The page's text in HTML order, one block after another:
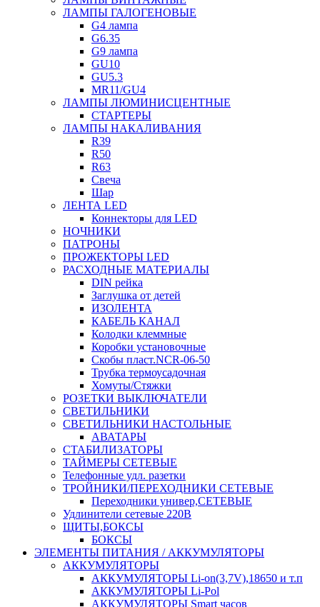
ЛАМПЫ ГАЛОГЕНОВЫЕ
G4 лампа
G6.35
G9 лампа
GU10
GU5.3
MR11/GU4
ЛАМПЫ ЛЮМИНИСЦЕНТНЫЕ
СТАРТЕРЫ
ЛАМПЫ НАКАЛИВАНИЯ
R39
R50
R63
Свеча
Шар
ЛЕНТА LED
Коннекторы для LED
НОЧНИКИ
ПАТРОНЫ
ПРОЖЕКТОРЫ LED
РАСХОДНЫЕ МАТЕРИАЛЫ
DIN рейка
Заглушка от детей
ИЗОЛЕНТА
КАБЕЛЬ КАНАЛ
Колодки клеммные
Коробки установочные
Скобы пласт.NCR-06-50
Трубка термоусадочная
Хомуты/Стяжки
РОЗЕТКИ ВЫКЛЮЧАТЕЛИ
СВЕТИЛЬНИКИ
СВЕТИЛЬНИКИ НАСТОЛЬНЫЕ
АВАТАРЫ
СТАБИЛИЗАТОРЫ
ТАЙМЕРЫ СЕТЕВЫЕ
Телефонные удл. разетки
ТРОЙНИКИ/ПЕРЕХОДНИКИ СЕТЕВЫЕ
Переходники универ,СЕТЕВЫЕ
Удлинители сетевые 220В
ЩИТЫ,БОКСЫ
БОКСЫ
ЭЛЕМЕНТЫ ПИТАНИЯ / АККУМУЛЯТОРЫ
АККУМУЛЯТОРЫ
АККУМУЛЯТОРЫ Li-on(3,7V),18650 и т.п
АККУМУЛЯТОРЫ Li-Pol
АККУМУЛЯТОРЫ Smart часов